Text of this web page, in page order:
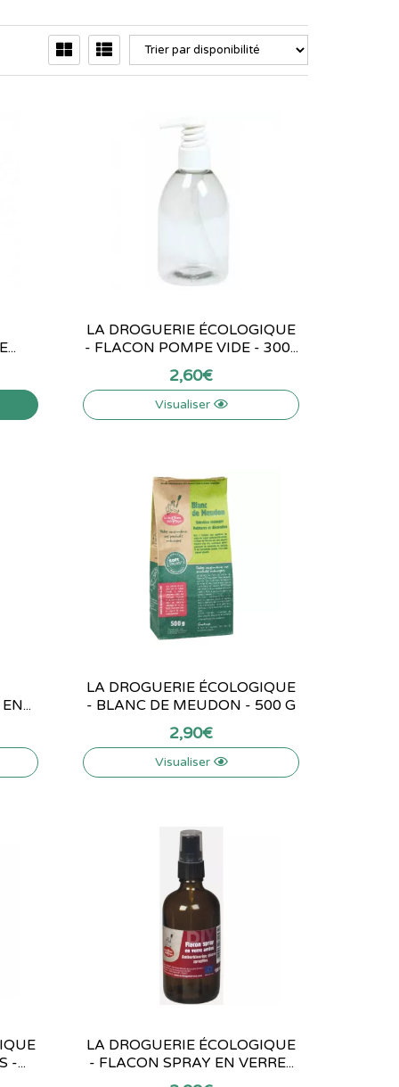
LA DROGUERIE ÉCOLOGIQUE
- FLACON POMPE VIDE - 300...
2,60€
Visualiser
LA DROGUERIE ÉCOLOGIQUE
- BLANC DE MEUDON - 500 G
2,90€
Visualiser
-...
LA DROGUERIE ÉCOLOGIQUE
- FLACON SPRAY EN VERRE...